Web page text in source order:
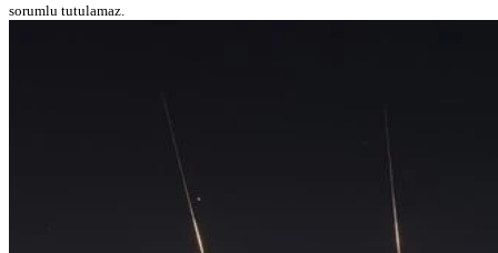
sorumlu tutulamaz.